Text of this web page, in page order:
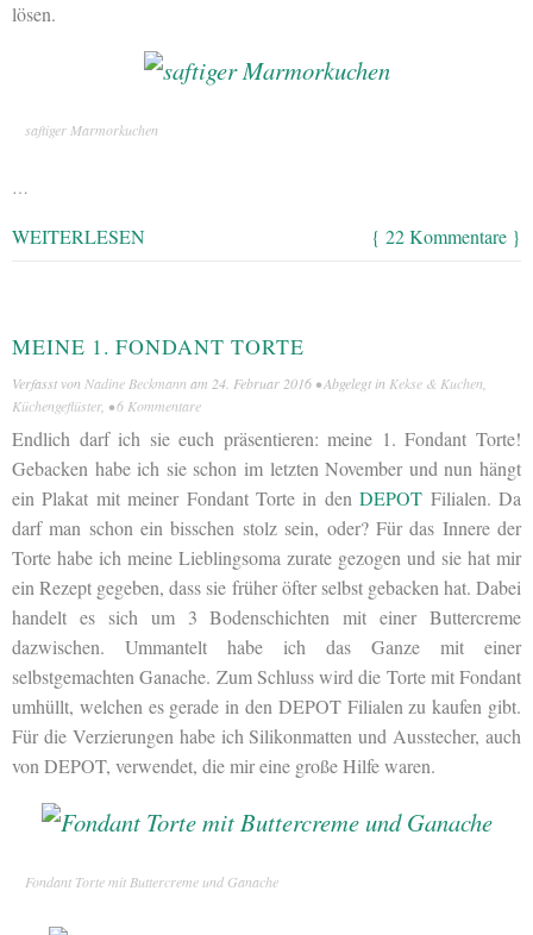
lösen.
saftiger Marmorkuchen
…
WEITERLESEN { 22 Kommentare }
MEINE 1. FONDANT TORTE
Verfasst von Nadine Beckmann am 24. Februar 2016 • Abgelegt in Kekse & Kuchen,
Küchengeflüster, •6 Kommentare
Endlich darf ich sie euch präsentieren: meine 1. Fondant Torte!
Gebacken habe ich sie schon im letzten November und nun hängt
ein Plakat mit meiner Fondant Torte in denDEPOT Filialen. Da
darf man schon ein bisschen stolz sein, oder? Für das Innere der
Torte habe ich meine Lieblingsoma zurate gezogen und sie hat mir
ein Rezept gegeben, dass sie früher öfter selbst gebacken hat. Dabei
handelt es sich um 3 Bodenschichten mit einer Buttercreme
dazwischen. Ummantelt habe ich das Ganze mit einer
selbstgemachten Ganache. Zum Schluss wird die Torte mit Fondant
umhüllt, welchen es gerade in den DEPOT Filialen zu kaufen gibt.
Für die Verzierungen habe ich Silikonmatten und Ausstecher, auch
von DEPOT, verwendet, die mir eine große Hilfe waren.
Fondant Torte mit Buttercreme und Ganache